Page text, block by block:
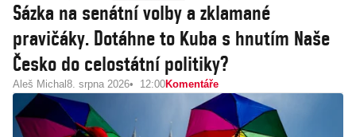
Sázka na senátní volby a zklamané
pravičáky. Dotáhne to Kuba s hnutím Naše
Česko do celostátní politiky?
Aleš Michal 8. srpna 2026 12:00Komentáře